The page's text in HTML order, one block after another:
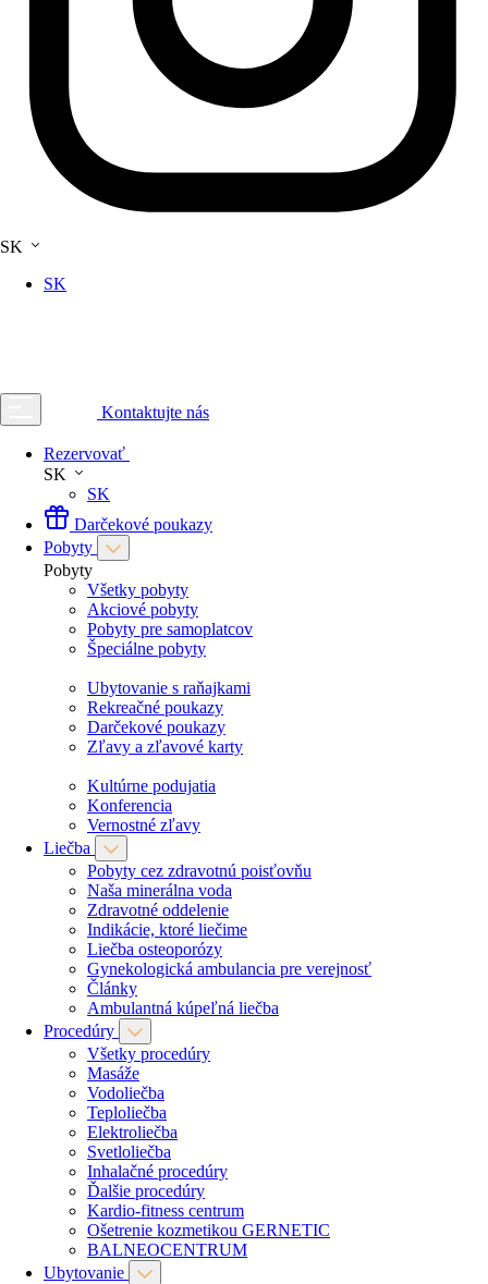
SK
SK
Kontaktujte nás
Rezervovať
SK
SK
Darčekové poukazy
Pobyty
Pobyty
Všetky pobyty
Akciové pobyty
Pobyty pre samoplatcov
Špeciálne pobyty
Ubytovanie s raňajkami
Rekreačné poukazy
Darčekové poukazy
Zľavy a zľavové karty
Kultúrne podujatia
Konferencia
Vernostné zľavy
Liečba
Pobyty cez zdravotnú poisťovňu
Naša minerálna voda
Zdravotné oddelenie
Indikácie, ktoré liečime
Liečba osteoporózy
Gynekologická ambulancia pre verejnosť
Články
Ambulantná kúpeľná liečba
Procedúry
Všetky procedúry
Masáže
Vodoliečba
Teploliečba
Elektroliečba
Svetloliečba
Inhalačné procedúry
Ďalšie procedúry
Kardio-fitness centrum
Ošetrenie kozmetikou GERNETIC
BALNEOCENTRUM
Ubytovanie